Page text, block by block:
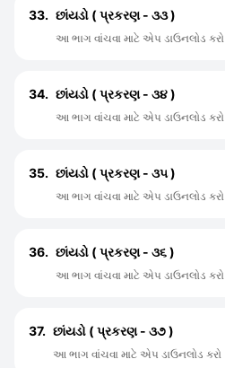
33. છાંયડો ( પ્રકરણ - ૩૩ )
આ ભાગ વાંચવા માટે એપ ડાઉનલોડ કરો
34. છાંયડો ( પ્રકરણ - ૩૪ )
આ ભાગ વાંચવા માટે એપ ડાઉનલોડ કરો
35. છાંયડો ( પ્રકરણ - ૩૫ )
આ ભાગ વાંચવા માટે એપ ડાઉનલોડ કરો
36. છાંયડો ( પ્રકરણ - ૩૬ )
આ ભાગ વાંચવા માટે એપ ડાઉનલોડ કરો
37. છાંયડો ( પ્રકરણ - ૩૭ )
આ ભાગ વાંચવા માટે એપ ડાઉનલોડ કરો